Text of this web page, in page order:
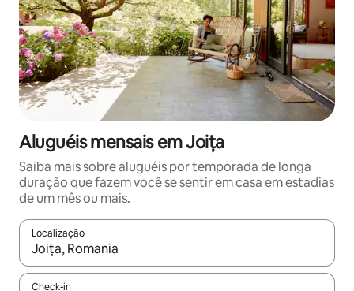
Aluguéis mensais em Joița
Saiba mais sobre aluguéis por temporada de longa
duração que fazem você se sentir em casa em estadias
de um mês ou mais.
Localização
Quando os resultados estiverem disponíveis, explore-os
Check-in